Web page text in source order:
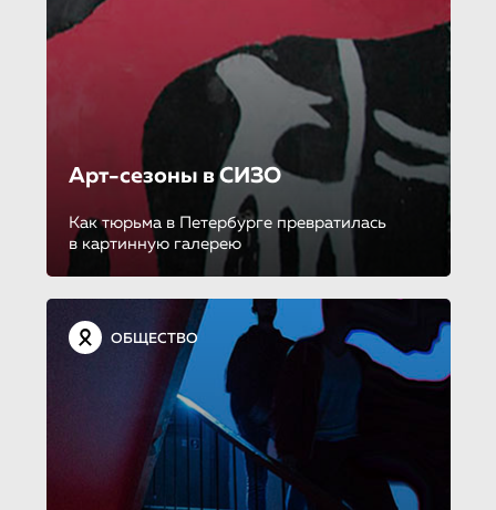
Арт-сезоны в СИЗО
Как тюрьма в Петербурге превратилась
в картинную галерею
ОБЩЕСТВО